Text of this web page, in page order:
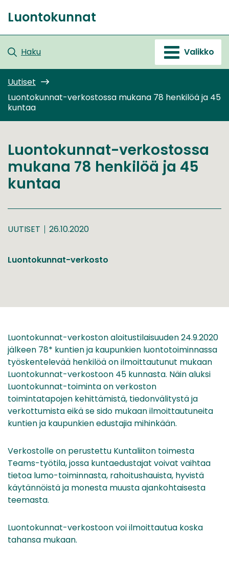
sisältöön
Etusivu
Luontokunnat
Haku Valikko
Uutiset
Luontokunnat-verkostossa mukana 78 henkilöä ja 45
kuntaa
Luontokunnat-verkostossa
mukana 78 henkilöä ja 45
kuntaa
UUTISET 26.10.2020
Luontokunnat-verkosto
Luontokunnat-verkoston aloitustilaisuuden 24.9.2020
jälkeen 78* kuntien ja kaupunkien luontotoiminnassa
työskentelevää henkilöä on ilmoittautunut mukaan
Luontokunnat-verkostoon 45 kunnasta. Näin aluksi
Luontokunnat-toiminta on verkoston
toimintatapojen kehittämistä, tiedonvälitystä ja
verkottumista eikä se sido mukaan ilmoittautuneita
kuntien ja kaupunkien edustajia mihinkään.
Verkostolle on perustettu Kuntaliiton toimesta
Teams-työtila, jossa kuntaedustajat voivat vaihtaa
tietoa lumo-toiminnasta, rahoitushauista, hyvistä
käytännöistä ja monesta muusta ajankohtaisesta
teemasta.
Luontokunnat-verkostoon voi ilmoittautua koska
tahansa mukaan.